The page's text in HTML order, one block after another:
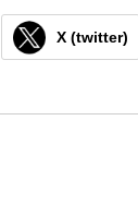
X (twitter)